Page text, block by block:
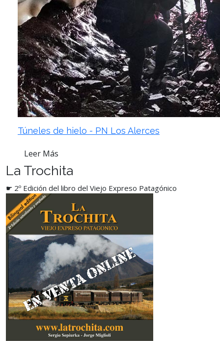
Túneles de hielo - PN Los Alerces
Leer Más
La Trochita
☛ 2º Edición del libro del Viejo Expreso Patagónico